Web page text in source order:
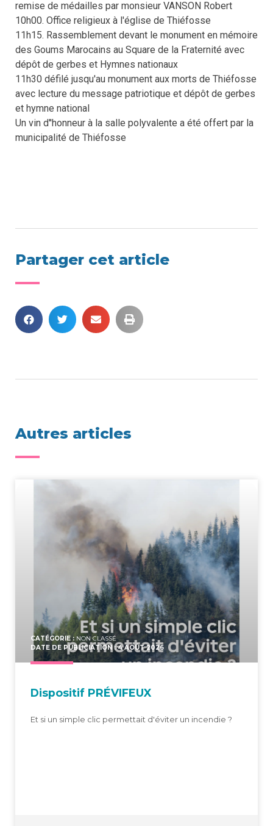
remise de médailles par monsieur VANSON Robert
10h00. Office religieux à l'église de Thiéfosse
11h15. Rassemblement devant le monument en mémoire
des Goums Marocains au Square de la Fraternité avec
dépôt de gerbes et Hymnes nationaux
11h30 défilé jusqu'au monument aux morts de Thiéfosse
avec lecture du message patriotique et dépôt de gerbes
et hymne national
Un vin d''honneur à la salle polyvalente a été offert par la
municipalité de Thiéfosse
Partager cet article
Autres articles
CATÉGORIE : NON CLASSÉ
DATE DE PUBLICIATION : 4 AOÛT 2026
Dis­po­si­tif PRÉVIFEUX
Et si un simple clic permettait d'éviter un incendie ?